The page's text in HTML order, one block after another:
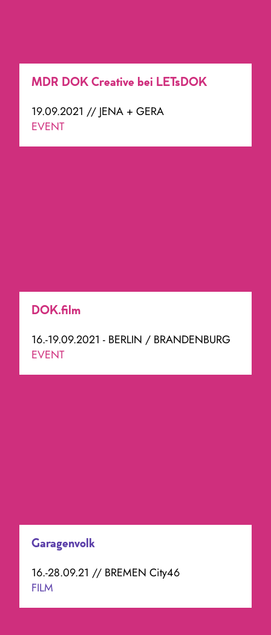
MDR DOK Creative bei LETsDOK
19.09.2021 // JENA + GERA
EVENT
DOK.film
16.-19.09.2021 - BERLIN / BRANDENBURG
EVENT
Garagenvolk
16.-28.09.21 // BREMEN City46
FILM